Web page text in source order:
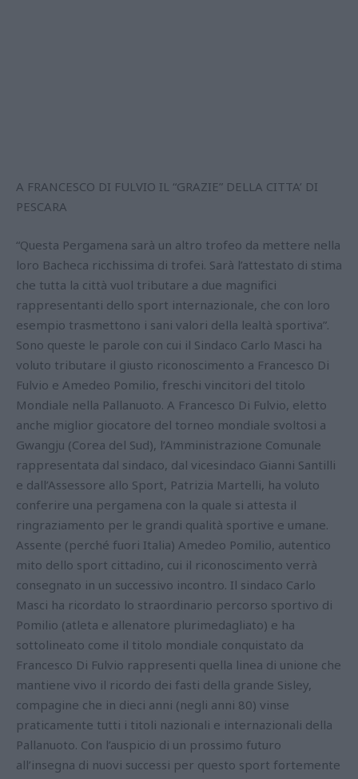
A FRANCESCO DI FULVIO IL “GRAZIE” DELLA CITTA’ DI
PESCARA
“Questa Pergamena sarà un altro trofeo da mettere nella
loro Bacheca ricchissima di trofei. Sarà l’attestato di stima
che tutta la città vuol tributare a due magnifici
rappresentanti dello sport internazionale, che con loro
esempio trasmettono i sani valori della lealtà sportiva”.
Sono queste le parole con cui il Sindaco Carlo Masci ha
voluto tributare il giusto riconoscimento a Francesco Di
Fulvio e Amedeo Pomilio, freschi vincitori del titolo
Mondiale nella Pallanuoto. A Francesco Di Fulvio, eletto
anche miglior giocatore del torneo mondiale svoltosi a
Gwangju (Corea del Sud), l’Amministrazione Comunale
rappresentata dal sindaco, dal vicesindaco Gianni Santilli
e dall’Assessore allo Sport, Patrizia Martelli, ha voluto
conferire una pergamena con la quale si attesta il
ringraziamento per le grandi qualità sportive e umane.
Assente (perché fuori Italia) Amedeo Pomilio, autentico
mito dello sport cittadino, cui il riconoscimento verrà
consegnato in un successivo incontro. Il sindaco Carlo
Masci ha ricordato lo straordinario percorso sportivo di
Pomilio (atleta e allenatore plurimedagliato) e ha
sottolineato come il titolo mondiale conquistato da
Francesco Di Fulvio rappresenti quella linea di unione che
mantiene vivo il ricordo dei fasti della grande Sisley,
compagine che in dieci anni (negli anni 80) vinse
praticamente tutti i titoli nazionali e internazionali della
Pallanuoto. Con l’auspicio di un prossimo futuro
all’insegna di nuovi successi per questo sport fortemente